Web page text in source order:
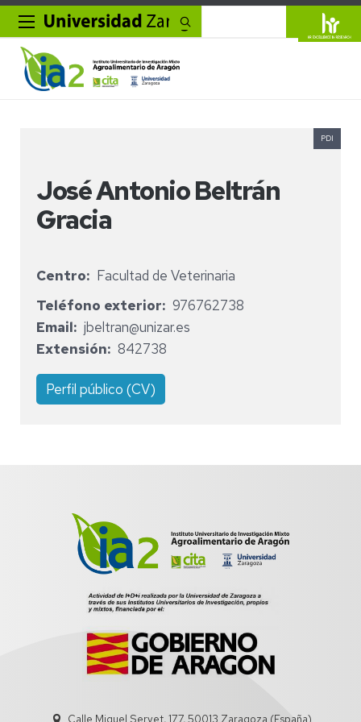
José Antonio Beltrán
Gracia
PDI
Centro
Facultad de Veterinaria
Teléfono exterior
976762738
Email
jbeltran@unizar.es
Extensión
842738
Perfil público (CV)
Calle Miguel Servet, 177, 50013 Zaragoza (España)